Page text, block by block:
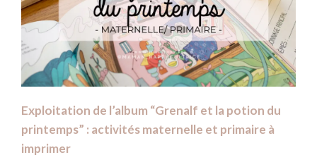
Exploitation de l’album “Grenalf et la potion du
printemps” : activités maternelle et primaire à
imprimer